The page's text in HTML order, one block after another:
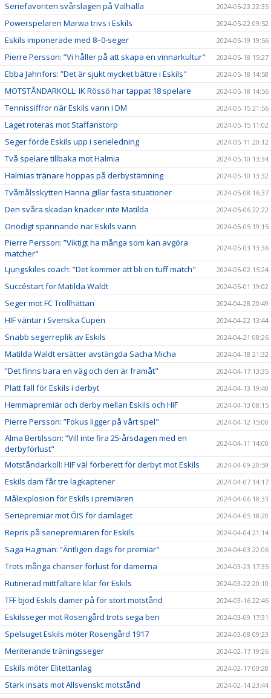
Seriefavoriten svårslagen på Valhalla 2024-05-23 22:35
Powerspelaren Marwa trivs i Eskils 2024-05-22 09:52
Eskils imponerade med 8–0-seger 2024-05-19 19:56
Pierre Persson: ”Vi håller på att skapa en vinnarkultur" 2024-05-18 15:27
Ebba Jahnfors: ”Det är sjukt mycket bättre i Eskils" 2024-05-18 14:58
MOTSTÅNDARKOLL: IK Rössö har tappat 18 spelare 2024-05-18 14:56
Tennissiffror när Eskils vann i DM 2024-05-15 21:56
Laget roteras mot Staffanstorp 2024-05-15 11:02
Seger förde Eskils upp i serieledning 2024-05-11 20:12
Två spelare tillbaka mot Halmia 2024-05-10 13:34
Halmias tränare hoppas på derbystämning 2024-05-10 13:32
Tvåmålsskytten Hanna gillar fasta situationer 2024-05-08 16:37
Den svåra skadan knäcker inte Matilda 2024-05-06 22:22
Onödigt spännande när Eskils vann 2024-05-05 19:15
Pierre Persson: ”Viktigt ha många som kan avgöra
matcher"
2024-05-03 13:36
Ljungskiles coach: ”Det kommer att bli en tuff match" 2024-05-02 15:24
Succéstart för Matilda Waldt 2024-05-01 19:02
Seger mot FC Trollhättan 2024-04-28 20:49
HIF väntar i Svenska Cupen 2024-04-22 13:44
Snabb segerreplik av Eskils 2024-04-21 08:26
Matilda Waldt ersätter avstängda Sacha Micha 2024-04-18 21:32
”Det finns bara en väg och den är framåt" 2024-04-17 13:35
Platt fall för Eskils i derbyt 2024-04-13 19:40
Hemmapremiär och derby mellan Eskils och HIF 2024-04-13 08:15
Pierre Persson: ”Fokus ligger på vårt spel" 2024-04-12 15:00
Alma Bertilsson: ”Vill inte fira 25-årsdagen med en
derbyförlust"
2024-04-11 14:00
Motståndarkoll: HIF väl förberett för derbyt mot Eskils 2024-04-09 20:59
Eskils dam får tre lagkaptener 2024-04-07 14:17
Målexplosion för Eskils i premiären 2024-04-06 18:33
Seriepremiär mot ÖIS för damlaget 2024-04-05 18:20
Repris på seriepremiären för Eskils 2024-04-04 21:14
Saga Hagman: ”Äntligen dags för premiär" 2024-04-03 22:06
Trots många chanser förlust för damerna 2024-03-23 17:35
Rutinerad mittfältare klar för Eskils 2024-03-22 20:10
TFF bjöd Eskils damer på för stort motstånd 2024-03-16 22:46
Eskilsseger mot Rosengård trots sega ben 2024-03-09 17:31
Spelsuget Eskils möter Rosengård 1917 2024-03-08 09:23
Meriterande träningsseger 2024-02-17 19:26
Eskils möter Elitettanlag 2024-02-17 00:28
Stark insats mot Allsvenskt motstånd 2024-02-14 23:44